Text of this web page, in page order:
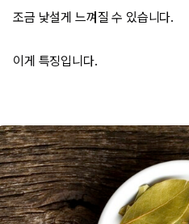
조금 낯설게 느껴질 수 있습니다.
이게 특징입니다.